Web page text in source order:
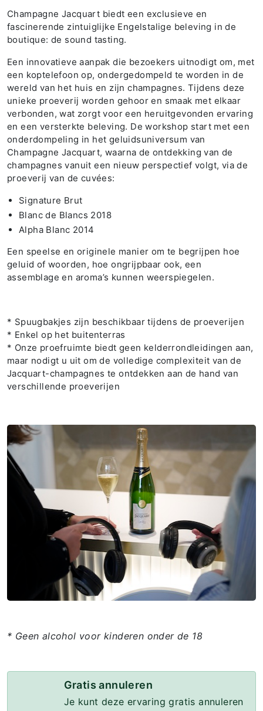
Champagne Jacquart biedt een exclusieve en
fascinerende zintuiglijke Engelstalige beleving in de
boutique: de sound tasting.
Een innovatieve aanpak die bezoekers uitnodigt om, met
een koptelefoon op, ondergedompeld te worden in de
wereld van het huis en zijn champagnes. Tijdens deze
unieke proeverij worden gehoor en smaak met elkaar
verbonden, wat zorgt voor een heruitgevonden ervaring
en een versterkte beleving. De workshop start met een
onderdompeling in het geluidsuniversum van
Champagne Jacquart, waarna de ontdekking van de
champagnes vanuit een nieuw perspectief volgt, via de
proeverij van de cuvées:
Signature Brut
Blanc de Blancs 2018
Alpha Blanc 2014
Een speelse en originele manier om te begrijpen hoe
geluid of woorden, hoe ongrijpbaar ook, een
assemblage en aroma’s kunnen weerspiegelen.
* Spuugbakjes zijn beschikbaar tijdens de proeverijen
* Enkel op het buitenterras
* Onze proefruimte biedt geen kelderrondleidingen aan,
maar nodigt u uit om de volledige complexiteit van de
Jacquart-champagnes te ontdekken aan de hand van
verschillende proeverijen
* Geen alcohol voor kinderen onder de 18
Gratis annuleren
Je kunt deze ervaring gratis annuleren